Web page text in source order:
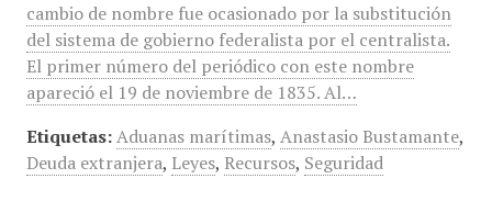
cambio de nombre fue ocasionado por la substitución
del sistema de gobierno federalista por el centralista.
El primer número del periódico con este nombre
apareció el 19 de noviembre de 1835. Al…
Etiquetas: Aduanas marítimas, Anastasio Bustamante,
Deuda extranjera, Leyes, Recursos, Seguridad